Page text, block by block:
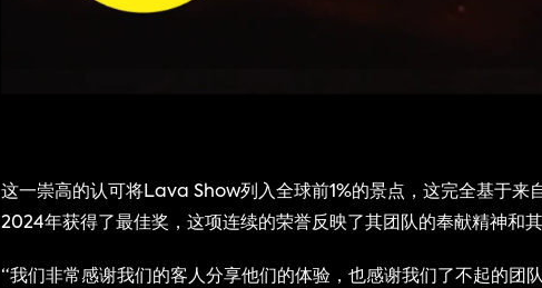
这一崇高的认可将Lava Show列入全球前1%的景点，这完全基于
2024年获得了最佳奖，这项连续的荣誉反映了其团队的奉献精神和
“我们非常感谢我们的客人分享他们的体验，也感谢我们了不起的